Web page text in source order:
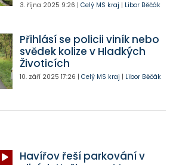
3. října 2025 9:26 | Celý MS kraj | Libor Běčák
Přihlásí se policii viník nebo
svědek kolize v Hladkých
Životicích
10. září 2025 17:26 | Celý MS kraj | Libor Běčák
Havířov řeší parkování v